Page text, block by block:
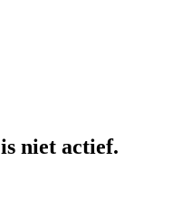
niet actief.